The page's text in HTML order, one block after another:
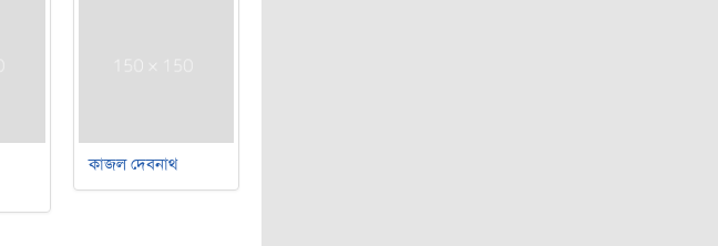
কাজল দেবনাথ